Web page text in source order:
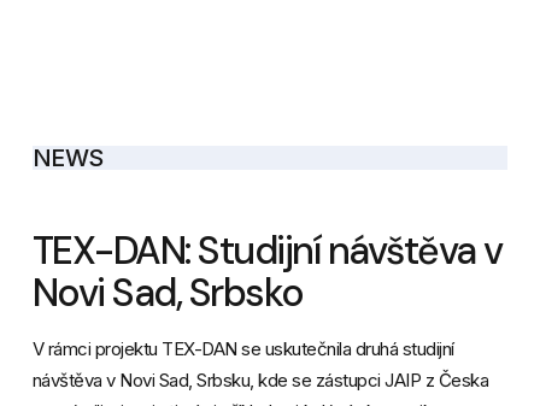
NEWS
TEX-DAN: Studijní návštěva v
Novi Sad, Srbsko
V rámci projektu TEX-DAN se uskutečnila druhá studijní
návštěva v Novi Sad, Srbsku, kde se zástupci JAIP z Česka